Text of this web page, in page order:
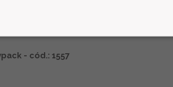
- cód.: 1557